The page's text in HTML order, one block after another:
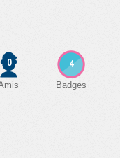
4
Badges
0